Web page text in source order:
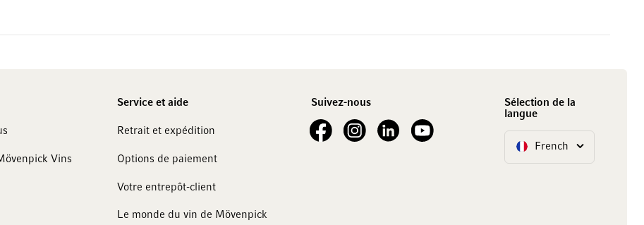
Vins
Service et aide
Retrait et expédition
Options de paiement
Votre entrepôt-client
Le monde du vin de Mövenpick
Suivez-nous
See our FacebookSee our Instagram account
See our LinkedInSee our YouTube channel
Sélection de la
langue
LangueFrench